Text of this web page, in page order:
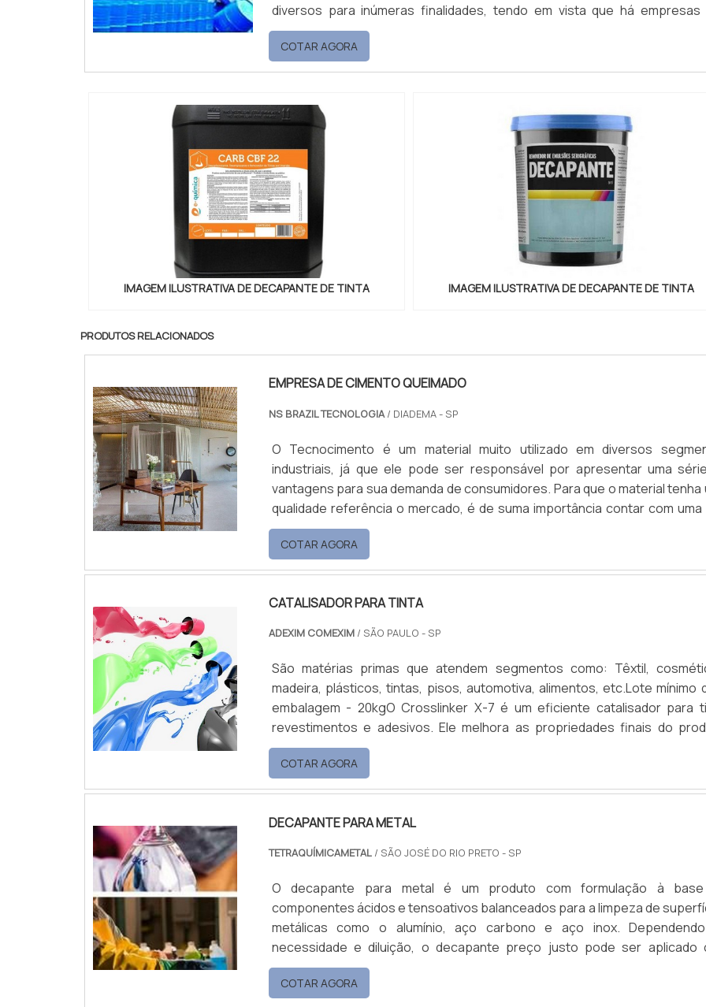
diversos para inúmeras finalidades, tendo em vista que há empresas
desenvolveram opções de decapante preço justo.Opções de
disponíveis no mercado Tetradecap NI-45; Tetradecap G: Mistura;
Metal Plus: D...
COTAR AGORA
IMAGEM ILUSTRATIVA DE DECAPANTE DE TINTA IMAGEM ILUSTRATIVA DE DECAPANTE DE TINTA
PRODUTOS RELACIONADOS
EMPRESA DE CIMENTO QUEIMADO
NS BRAZIL TECNOLOGIA/ DIADEMA - SP
O Tecnocimento é um material muito utilizado em diversos
industriais, já que ele pode ser responsável por apresentar uma
vantagens para sua demanda de consumidores. Para que o material tenha
qualidade referência o mercado, é de suma importância contar com uma boa
empresa de cimento queimado. Principais tipos do material Wall –
aplicação em paredes. Street – argamassa decorativa de alto
pode ser aplicado em áreas internas e externas. Classic .
COTAR AGORA
CATALISADOR PARA TINTA
ADEXIM COMEXIM/ SÃO PAULO - SP
São matérias primas que atendem segmentos como: Têxtil,
madeira, plásticos, tintas, pisos, automotiva, alimentos, etc.Lote mínimo
embalagem - 20kgO Crosslinker X-7 é um eficiente catalisador para
revestimentos e adesivos. Ele melhora as propriedades finais do
promove o aumento da resistência ao atrito/abrasão, aumenta a
solventes, água e detergentes, e promove aderência e acelera a secagem
ar ou estufa.Características do catalisadorO catalisador.
COTAR AGORA
DECAPANTE PARA METAL
TETRAQUÍMICAMETAL/ SÃO JOSÉ DO RIO PRETO - SP
O decapante para metal é um produto com formulação à
componentes ácidos e tensoativos balanceados para a limpeza de
metálicas como o alumínio, aço carbono e aço inox.
necessidade e diluição, o decapante preço justo pode ser aplicado
trincha, pincel, vassoura, escovão, por imersão ou pulverização. Facilidade
remoção de diversos produtos Ferrugem; Resíduos de cimento; Manchas
COTAR AGORA